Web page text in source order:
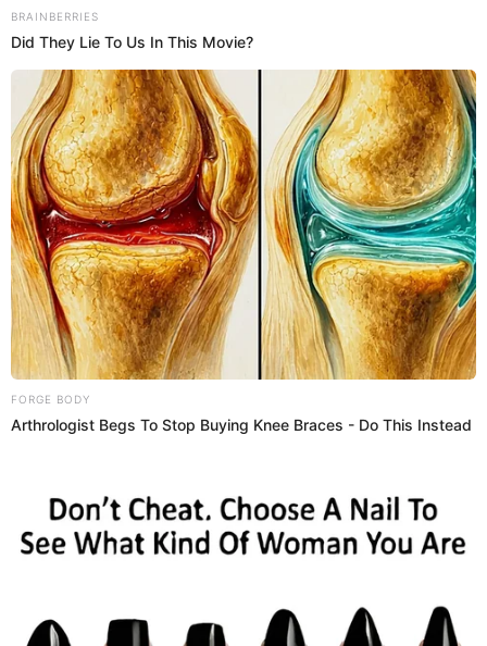
¿Cuántos hijos tuvo Jean Paul Santa María con
Romina Gachoy y cuántos años se llevaban?
Después de los recientes acontecimientos entre Romina y